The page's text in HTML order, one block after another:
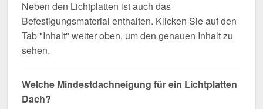
Neben den Lichtplatten ist auch das
Befestigungsmaterial enthalten. Klicken Sie auf den
Tab "Inhalt" weiter oben, um den genauen Inhalt zu
sehen.
Welche Mindestdachneigung für ein Lichtplatten
Dach?